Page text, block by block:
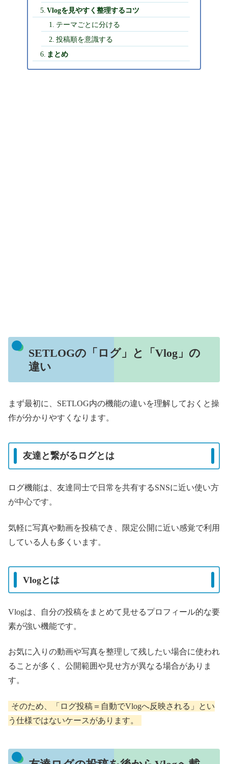
Vlogを見やすく整理するコツ
テーマごとに分ける
投稿順を意識する
まとめ
SETLOGの「ログ」と「Vlog」の
違い
まず最初に、SETLOG内の機能の違いを理解しておくと操
作が分かりやすくなります。
友達と繋がるログとは
ログ機能は、友達同士で日常を共有するSNSに近い使い方
が中心です。
気軽に写真や動画を投稿でき、限定公開に近い感覚で利用
している人も多くいます。
Vlogとは
Vlogは、自分の投稿をまとめて見せるプロフィール的な要
素が強い機能です。
お気に入りの動画や写真を整理して残したい場合に使われ
ることが多く、公開範囲や見せ方が異なる場合がありま
す。
そのため、「ログ投稿＝自動でVlogへ反映される」とい
う仕様ではないケースがあります。